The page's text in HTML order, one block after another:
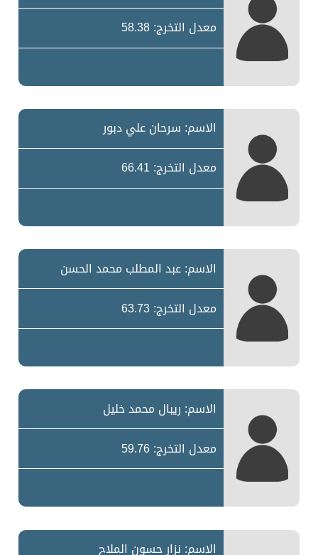
معدل التخرج: 58.38
الاسم: سرحان علي دبور
معدل التخرج: 66.41
الاسم: عبد المطلب محمد الحسن
معدل التخرج: 63.73
الاسم: ريبال محمد خليل
معدل التخرج: 59.76
الاسم: نزار حسون الملاح